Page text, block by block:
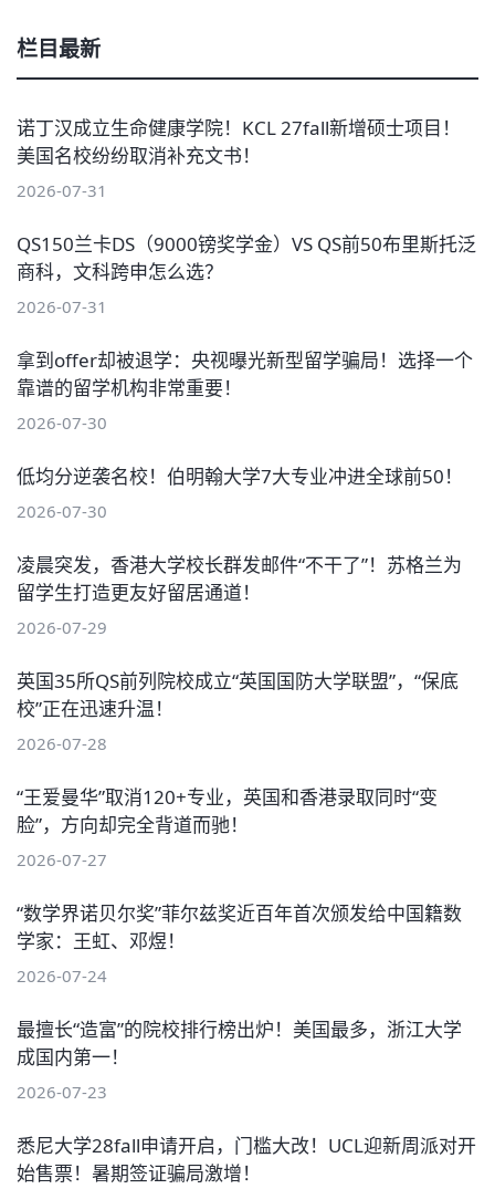
栏目最新
诺丁汉成立生命健康学院！KCL 27fall新增硕士项目！
美国名校纷纷取消补充文书！
2026-07-31
QS150兰卡DS（9000镑奖学金）VS QS前50布里斯托泛
商科，文科跨申怎么选？
2026-07-31
拿到offer却被退学：央视曝光新型留学骗局！选择一个
靠谱的留学机构非常重要！
2026-07-30
低均分逆袭名校！伯明翰大学7大专业冲进全球前50！
2026-07-30
凌晨突发，香港大学校长群发邮件“不干了”！苏格兰为
留学生打造更友好留居通道！
2026-07-29
英国35所QS前列院校成立“英国国防大学联盟”，“保底
校”正在迅速升温！
2026-07-28
“王爱曼华”取消120+专业，英国和香港录取同时“变
脸”，方向却完全背道而驰！
2026-07-27
“数学界诺贝尔奖”菲尔兹奖近百年首次颁发给中国籍数
学家：王虹、邓煜！
2026-07-24
最擅长“造富”的院校排行榜出炉！美国最多，浙江大学
成国内第一！
2026-07-23
悉尼大学28fall申请开启，门槛大改！UCL迎新周派对开
始售票！暑期签证骗局激增！